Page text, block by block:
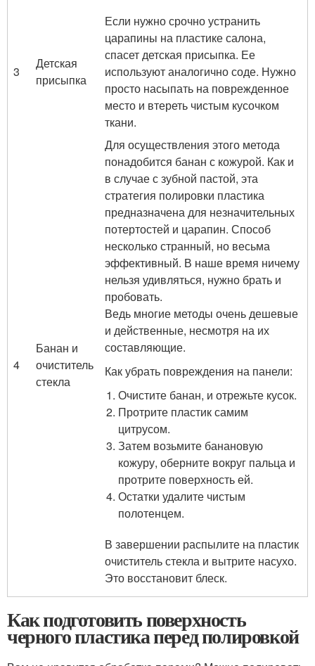
3
Детская
присыпка
Если нужно срочно устранить
царапины на пластике салона,
спасет детская присыпка. Ее
используют аналогично соде. Нужно
просто насыпать на поврежденное
место и втереть чистым кусочком
ткани.
4
Банан и
очиститель
стекла
Для осуществления этого метода
понадобится банан с кожурой. Как и
в случае с зубной пастой, эта
стратегия полировки пластика
предназначена для незначительных
потертостей и царапин. Способ
несколько странный, но весьма
эффективный. В наше время ничему
нельзя удивляться, нужно брать и
пробовать.
Ведь многие методы очень дешевые
и действенные, несмотря на их
составляющие.
Как убрать повреждения на панели:
Очистите банан, и отрежьте кусок.
Протрите пластик самим
цитрусом.
Затем возьмите банановую
кожуру, оберните вокруг пальца и
протрите поверхность ей.
Остатки удалите чистым
полотенцем.
В завершении распылите на пластик
очиститель стекла и вытрите насухо.
Это восстановит блеск.
Как подготовить поверхность
черного пластика перед полировкой